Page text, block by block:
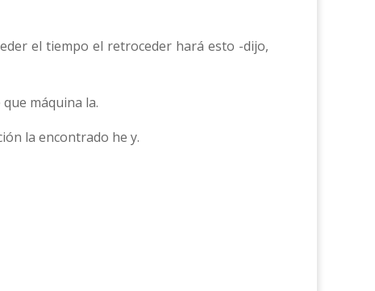
el tiempo el retroceder hará esto -dijo,
máquina la.
la encontrado he y.